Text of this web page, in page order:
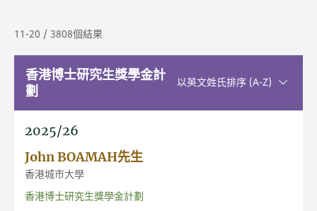
11-20 / 3808個結果
香港博士研究生獎學金計
劃
以英文姓氏排序 (A-Z)升序排序
2025/26
John BOAMAH先生
香港城市大學
香港博士研究生獎學金計劃